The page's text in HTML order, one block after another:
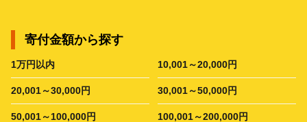
寄付金額から探す
1万円以内 10,001～20,000円
20,001～30,000円 30,001～50,000円
50,001～100,000円 100,001～200,000円